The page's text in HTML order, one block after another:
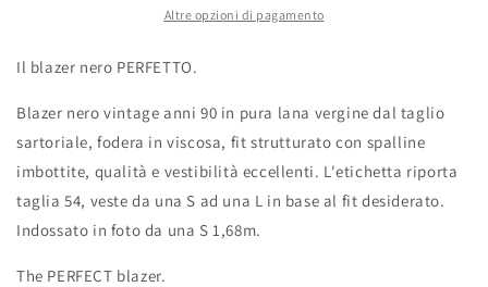
Altre opzioni di pagamento
Il blazer nero PERFETTO.
Blazer nero vintage anni 90 in pura lana vergine dal taglio
sartoriale, fodera in viscosa, fit strutturato con spalline
imbottite, qualità e vestibilità eccellenti. L'etichetta riporta
taglia 54, veste da una S ad una L in base al fit desiderato.
Indossato in foto da una S 1,68m.
The PERFECT blazer.